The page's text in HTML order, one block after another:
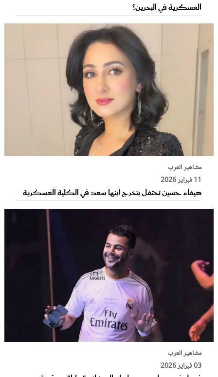
العسكرية في البحرين؟
مشاهير العرب
11 فبراير 2026
هيفاء حسين تحتفل بتخرج ابنها سعد في الكلية العسكرية
مشاهير العرب
03 فبراير 2026